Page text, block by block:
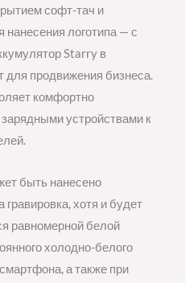
софт-тач и
логотипа — с
Starry в
продвижения бизнеса.
комфортно
устройствами к
быть нанесено
хотя и будет
равномерной белой
холодно-белого
а также при